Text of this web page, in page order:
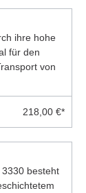
ihre hohe
für den
von
218,00 €*
besteht